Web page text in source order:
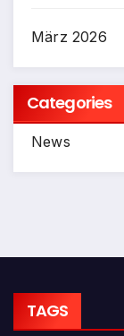
März 2026
Categories
News
TAGS